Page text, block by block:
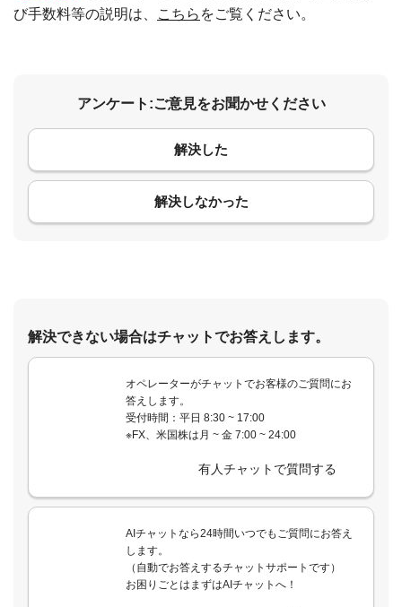
び手数料等の説明は、
こちら をご覧ください。
アンケート:ご意見をお聞かせください
解決した
解決しなかった
コメント
解決できない場合はチャットでお答えします。
オペレーターがチャットでお客様のご質問にお
答えします。
受付時間：平日 8:30 ~ 17:00
※FX、米国株は月 ~ 金 7:00 ~ 24:00
有人チャットで質問する
AIチャットなら24時間いつでもご質問にお答え
します。
（自動でお答えするチャットサポートです）
お困りごとはまずはAIチャットへ！